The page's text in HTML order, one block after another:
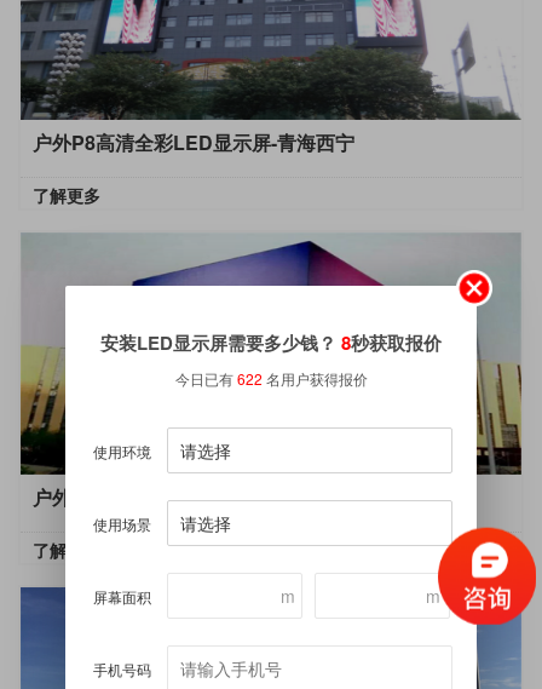
户外P8高清全彩LED显示屏-青海西宁
了解更多
户外P10高清全彩LED显示屏-辽宁沈阳
了解更多
安装LED显示屏需要多少钱？ 8秒获取报价
今日已有622 名用户获得报价
使用环境
使用场景
屏幕面积 m
m
手机号码